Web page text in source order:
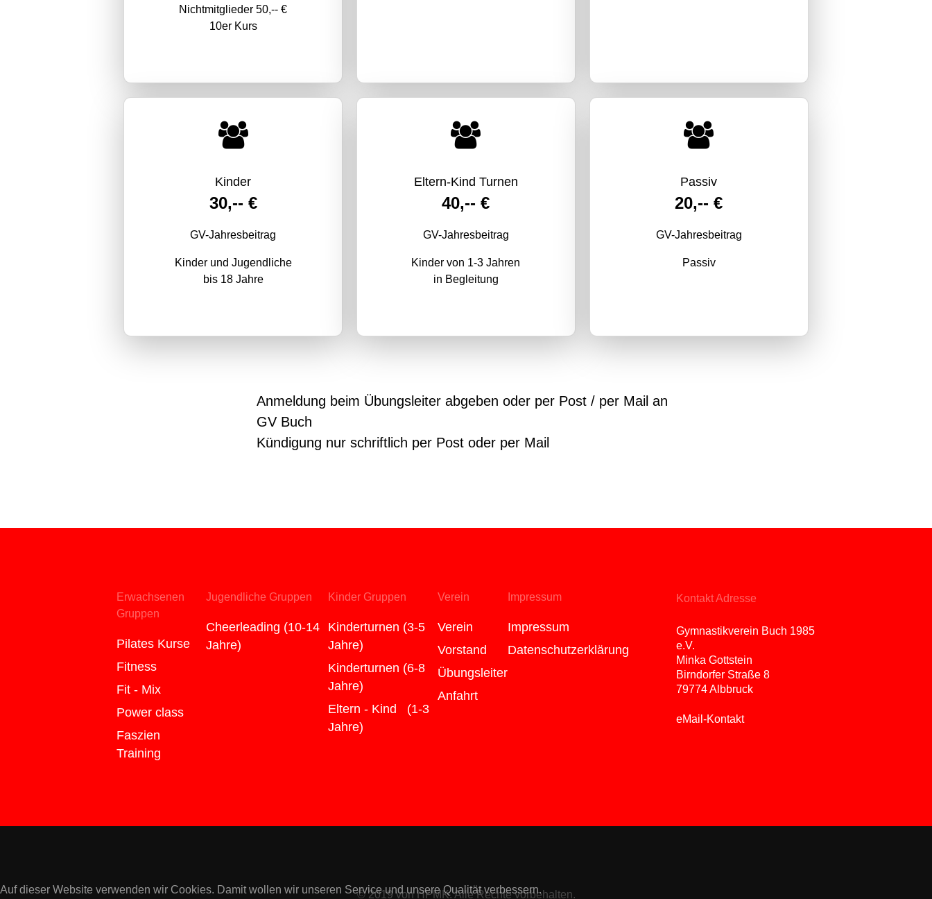
Nichtmitglieder 50,-- €
10er Kurs
Kinder
30,-- €
GV-Jahresbeitrag
Kinder und Jugendliche
bis 18 Jahre
Eltern-Kind Turnen
40,-- €
GV-Jahresbeitrag
Kinder von 1-3 Jahren
in Begleitung
Passiv
20,-- €
GV-Jahresbeitrag
Passiv
Anmeldung beim Übungsleiter abgeben oder per Post / per Mail an
GV Buch
Kündigung nur schriftlich per Post oder per Mail
Erwachsenen
Gruppen
Pilates Kurse
Fitness
Fit - Mix
Power class
Faszien
Training
Jugendliche Gruppen
Cheerleading (10-14
Jahre)
Kinder Gruppen
Kinderturnen (3-5
Jahre)
Kinderturnen (6-8
Jahre)
Eltern - Kind (1-3
Jahre)
Verein
Verein
Vorstand
Übungsleiter
Anfahrt
Impressum
Impressum
Datenschutzerklärung
Kontakt Adresse
Gymnastikverein Buch 1985
e.V.
Minka Gottstein
Birndorfer Straße 8
79774 Albbruck
eMail-Kontakt
© 2019 vonHPMK. Alle Rechte vorbehalten.
Auf dieser Website verwenden wir Cookies. Damit wollen wir unseren Service und unsere Qualität verbessern.